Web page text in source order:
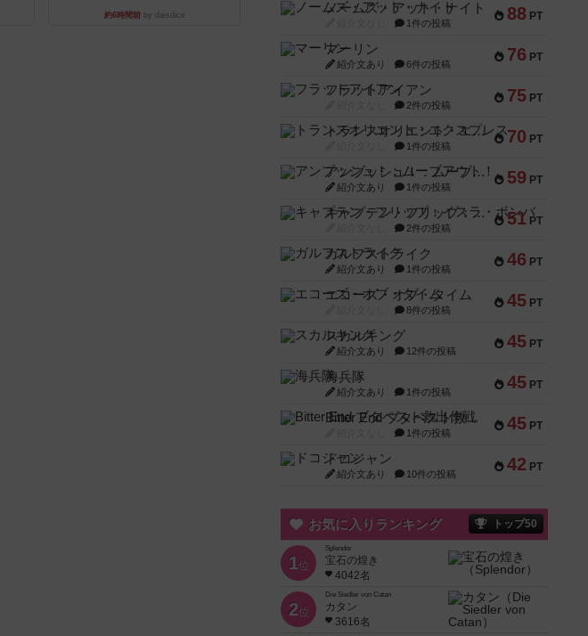
約6時間前by daisdice 88 PT
ノームズ・アット・ナイト
1件の投稿
76 PT
マーリン
紹介文あり 6件の投稿
75 PT
フラットアイアン
2件の投稿
70 PT
トランスオリエント・エクスプレス
1件の投稿
59 PT
アンブッシュ！：ムーブアウト！
紹介文あり 1件の投稿
51 PT
キャプテン・フリップ：イスラ・ボンバ
2件の投稿
46 PT
ガルフストライク
紹介文あり 1件の投稿
45 PT
エコーズ・オブ・タイム
8件の投稿
45 PT
スカルキング
紹介文あり 12件の投稿
45 PT
海兵隊
紹介文あり 1件の投稿
45 PT
Bitter End ブタペスト救出作戦
1件の投稿
42 PT
ドコジャン
紹介文あり 10件の投稿
お気に入りランキング トップ50
1位
Splendor
宝石の煌き
4042名
2位
Die Siedler von Catan
カタン
3616名